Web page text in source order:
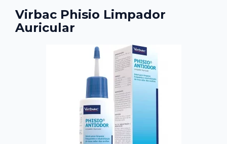
Virbac Phisio Limpador
Auricular